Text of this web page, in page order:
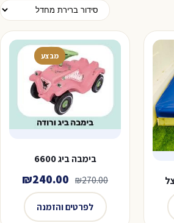
מבצע
בימבה ביג 6600
₪270.00
המחיר
המקורי
היה:
₪240.00
לפרטים והזמנה